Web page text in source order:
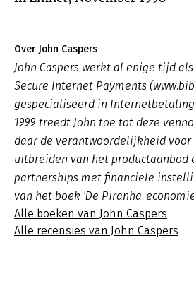
Over John Caspers
John Caspers werkt al enige tijd
Secure Internet Payments
gespecialiseerd in
1999 treedt John toe tot deze
daar de verantwoordelijkheid voor
uitbreiden van het productaanbod
partnerships met financiele
van het boek 'De Piranha-
Alle boeken van John Caspers
Alle recensies van John Caspers